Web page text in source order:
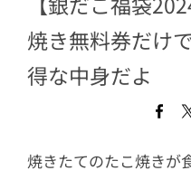
焼き無料券だけ
得な中身だよ
焼きたてのたこ焼きが